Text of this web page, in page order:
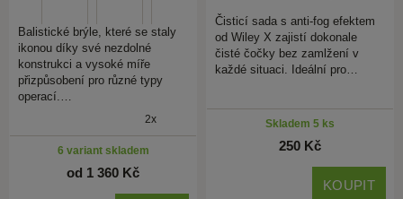
Balistické brýle, které se staly
ikonou díky své nezdolné
konstrukci a vysoké míře
přizpůsobení pro různé typy
operací.…
2x
6 variant skladem
od 1 360 Kč
Čisticí sada s anti-fog efektem
od Wiley X zajistí dokonale
čisté čočky bez zamlžení v
každé situaci. Ideální pro…
Skladem 5 ks
250 Kč
KOUPIT